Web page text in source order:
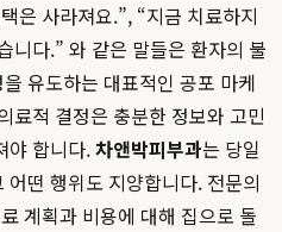
은 사라져요.”, “지금 치료하지
니다.” 와 같은 말들은 환자의 불
유도하는 대표적인 공포 마케
료적 결정은 충분한 정보와 고민
야 합니다.차앤박피부과는 당일
떤 행위도 지양합니다. 전문의
계획과 비용에 대해 집으로 돌